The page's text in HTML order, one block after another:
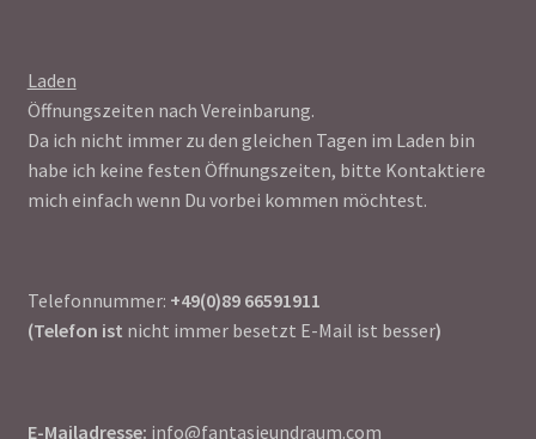
Laden
Öffnungszeiten nach Vereinbarung.
Da ich nicht immer zu den gleichen Tagen im Laden bin
habe ich keine festen Öffnungszeiten, bitte Kontaktiere
mich einfach wenn Du vorbei kommen möchtest.
Telefonnummer: +49(0)89 66591911
(Telefon ist nicht immer besetzt E-Mail ist besser)
E-Mailadresse: info@fantasieundraum.com